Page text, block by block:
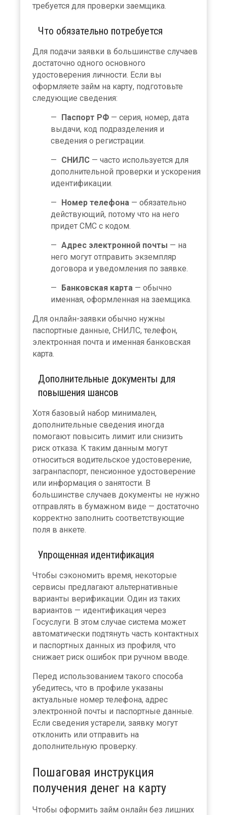
требуется для проверки заемщика.
Что обязательно потребуется
Для подачи заявки в большинстве случаев
достаточно одного основного
удостоверения личности. Если вы
оформляете займ на карту, подготовьте
следующие сведения:
Паспорт РФ — серия, номер, дата
выдачи, код подразделения и
сведения о регистрации.
СНИЛС — часто используется для
дополнительной проверки и ускорения
идентификации.
Номер телефона — обязательно
действующий, потому что на него
придет СМС с кодом.
Адрес электронной почты — на
него могут отправить экземпляр
договора и уведомления по заявке.
Банковская карта — обычно
именная, оформленная на заемщика.
Для онлайн-заявки обычно нужны
паспортные данные, СНИЛС, телефон,
электронная почта и именная банковская
карта.
Дополнительные документы для
повышения шансов
Хотя базовый набор минимален,
дополнительные сведения иногда
помогают повысить лимит или снизить
риск отказа. К таким данным могут
относиться водительское удостоверение,
загранпаспорт, пенсионное удостоверение
или информация о занятости. В
большинстве случаев документы не нужно
отправлять в бумажном виде — достаточно
корректно заполнить соответствующие
поля в анкете.
Упрощенная идентификация
Чтобы сэкономить время, некоторые
сервисы предлагают альтернативные
варианты верификации. Один из таких
вариантов — идентификация через
Госуслуги. В этом случае система может
автоматически подтянуть часть контактных
и паспортных данных из профиля, что
снижает риск ошибок при ручном вводе.
Перед использованием такого способа
убедитесь, что в профиле указаны
актуальные номер телефона, адрес
электронной почты и паспортные данные.
Если сведения устарели, заявку могут
отклонить или отправить на
дополнительную проверку.
Пошаговая инструкция
получения денег на карту
Чтобы оформить займ онлайн без лишних